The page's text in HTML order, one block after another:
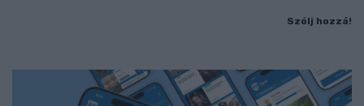
Szólj hozzá!